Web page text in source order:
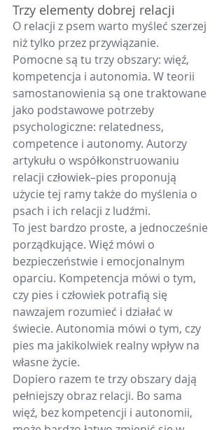
Trzy elementy dobrej relacji
O relacji z psem warto myśleć szerzej
niż tylko przez przywiązanie.
Pomocne są tu trzy obszary: więź,
kompetencja i autonomia. W teorii
samostanowienia są one traktowane
jako podstawowe potrzeby
psychologiczne: relatedness,
competence i autonomy. Autorzy
artykułu o współkonstruowaniu
relacji człowiek–pies proponują
użycie tej ramy także do myślenia o
psach i ich relacji z ludźmi.
To jest bardzo proste, a jednocześnie
porządkujące. Więź mówi o
bezpieczeństwie i emocjonalnym
oparciu. Kompetencja mówi o tym,
czy pies i człowiek potrafią się
nawzajem rozumieć i działać w
świecie. Autonomia mówi o tym, czy
pies ma jakikolwiek realny wpływ na
własne życie.
Dopiero razem te trzy obszary dają
pełniejszy obraz relacji. Bo sama
więź, bez kompetencji i autonomii,